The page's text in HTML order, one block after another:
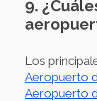
9.
Los
Aeropuerto
Aeropuerto